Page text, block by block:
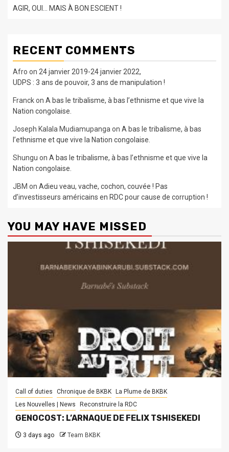
AGIR, OUI… MAIS À BON ESCIENT !
RECENT COMMENTS
Afro on 24 janvier 2019-24 janvier 2022,
UDPS : 3 ans de pouvoir, 3 ans de manipulation !
Franckon A bas le tribalisme, à bas l’ethnisme et que vive la
Nation congolaise.
Joseph Kalala Mudiamupangaon A bas le tribalisme, à bas
l’ethnisme et que vive la Nation congolaise.
Shungu on A bas le tribalisme, à bas l’ethnisme et que vive la
Nation congolaise.
JBM on Adieu veau, vache, cochon, couvée ! Pas
d’investisseurs américains en RDC pour cause de corruption !
YOU MAY HAVE MISSED
Call of duties Chronique de BKBK
La Plume de BKBK
Les Nouvelles | News
Reconstruire la RDC
GENOCOST: L’ARNAQUE DE FELIX TSHISEKEDI
3 days ago Team BKBK